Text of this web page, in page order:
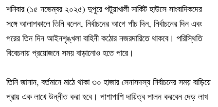
শনিবার (১৫ নভেম্বর ২০২৫) দুপুরে পটুয়াখালী সার্কিট হাউসে সাংবাদিকদের
সঙ্গে আলাপকালে তিনি বলেন, নির্বাচনের আগে পাঁচ দিন, নির্বাচনের দিন এবং
পরের তিন দিন আইনশৃঙ্খলা বাহিনী কঠোর নজরদারিতে থাকবে। পরিস্থিতি
বিবেচনায় প্রয়োজনে সময় বাড়ানোও হতে পারে।
তিনি জানান, বর্তমানে মাঠে থাকা ৩০ হাজার সেনাসদস্য নির্বাচনের সময় বাড়িয়ে
প্রায় এক লাখে উন্নীত করা হবে। পাশাপাশি দায়িত্ব পালন করবেন দেড় লাখ